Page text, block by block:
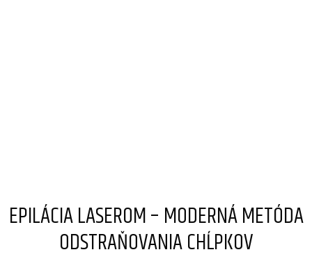
EPILÁCIA LASEROM – MODERNÁ METÓDA
ODSTRAŇOVANIA CHĹPKOV